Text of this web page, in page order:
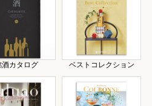
酒カタログ ベストコレクション